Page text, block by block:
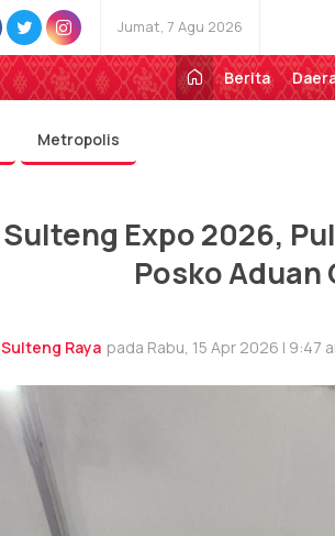
Jumat, 7 Agu 2026
Berita
Metropolis
Sulteng Expo 2026,
Posko Aduan
Sulteng Raya pada Rabu, 15 Apr 2026 | 9:47